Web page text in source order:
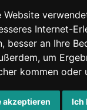
Website
Internet-
besser an Ihre
um
kommen oder
akzeptieren Ich